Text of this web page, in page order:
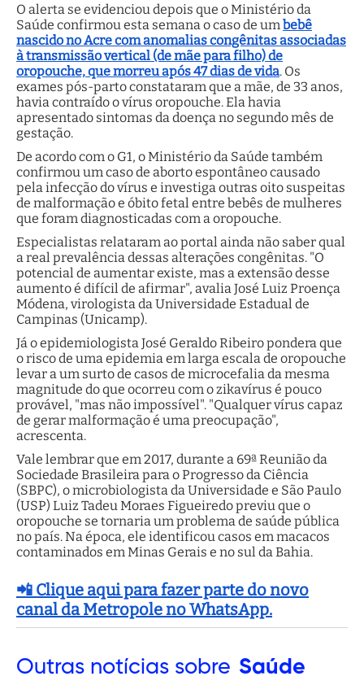
O alerta se evidenciou depois que o Ministério da
Saúde confirmou esta semana o caso de um bebê
nascido no Acre com anomalias congênitas associadas
à transmissão vertical (de mãe para filho) de
oropouche, que morreu após 47 dias de vida. Os
exames pós-parto constataram que a mãe, de 33 anos,
havia contraído o vírus oropouche. Ela havia
apresentado sintomas da doença no segundo mês de
gestação.
De acordo com o G1, o Ministério da Saúde também
confirmou um caso de aborto espontâneo causado
pela infecção do vírus e investiga outras oito suspeitas
de malformação e óbito fetal entre bebês de mulheres
que foram diagnosticadas com a oropouche.
Especialistas relataram ao portal ainda não saber qual
a real prevalência dessas alterações congênitas. "O
potencial de aumentar existe, mas a extensão desse
aumento é difícil de afirmar", avalia José Luiz Proença
Módena, virologista da Universidade Estadual de
Campinas (Unicamp).
Já o epidemiologista José Geraldo Ribeiro pondera que
o risco de uma epidemia em larga escala de oropouche
levar a um surto de casos de microcefalia da mesma
magnitude do que ocorreu com o zikavírus é pouco
provável, "mas não impossível". "Qualquer vírus capaz
de gerar malformação é uma preocupação",
acrescenta.
Vale lembrar que em 2017, durante a 69ª Reunião da
Sociedade Brasileira para o Progresso da Ciência
(SBPC), o microbiologista da Universidade e São Paulo
(USP) Luiz Tadeu Moraes Figueiredo previu que o
oropouche se tornaria um problema de saúde pública
no país. Na época, ele identificou casos em macacos
contaminados em Minas Gerais e no sul da Bahia.
📲 Clique aqui para fazer parte do novo
canal da Metropole no WhatsApp.
Outras notícias sobre Saúde